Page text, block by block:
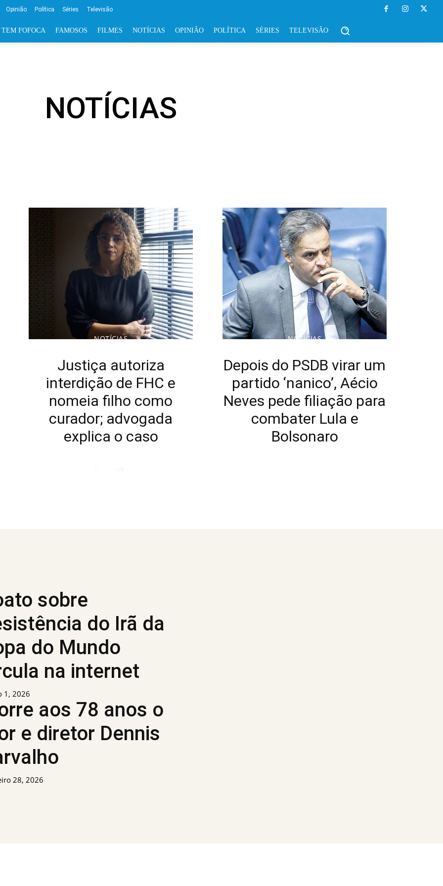
Opinião Política Séries Televisão
FOFOCA FAMOSOS FILMES NOTÍCIAS OPINIÃO POLÍTICA SÉRIES TELEVISÃO
NOTÍCIAS
NOTÍCIAS
Justiça autoriza
interdição de FHC e
nomeia filho como
curador; advogada
explica o caso
NOTÍCIAS
Depois do PSDB virar um
partido ‘nanico’, Aécio
Neves pede filiação para
combater Lula e
Bolsonaro
sobre
do Irã da
do Mundo
na internet
1, 2026
aos 78 anos o
e diretor Dennis
28, 2026